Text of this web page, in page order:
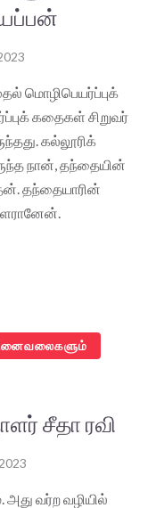
மொழிபெயர்ப்புக்
கதைகள் சிறுவர்
கல்லூரிக்
நான், தந்தையின்
தந்தையாரின்
சீதா ரவி
வர்ற வழியில்